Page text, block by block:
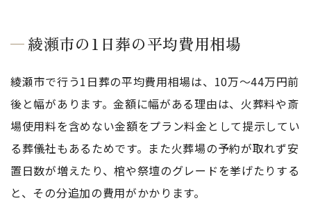
綾瀬市の1日葬の平均費用相場
綾瀬市で行う1日葬の平均費用相場は、10万〜44万円前
後と幅があります。金額に幅がある理由は、火葬料や斎
場使用料を含めない金額をプラン料金として提示してい
る葬儀社もあるためです。また火葬場の予約が取れず安
置日数が増えたり、棺や祭壇のグレードを挙げたりする
と、その分追加の費用がかかります。